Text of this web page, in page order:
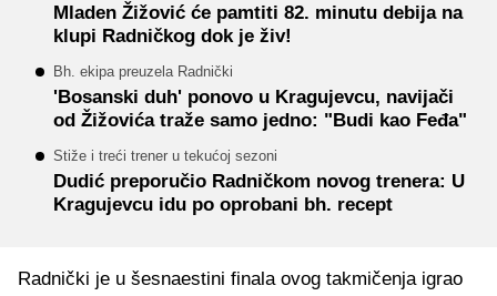
Mladen Žižović će pamtiti 82. minutu debija na
klupi Radničkog dok je živ!
Bh. ekipa preuzela Radnički
'Bosanski duh' ponovo u Kragujevcu, navijači
od Žižovića traže samo jedno: "Budi kao Feđa"
Stiže i treći trener u tekućoj sezoni
Dudić preporučio Radničkom novog trenera: U
Kragujevcu idu po oprobani bh. recept
Radnički je u šesnaestini finala ovog takmičenja igrao